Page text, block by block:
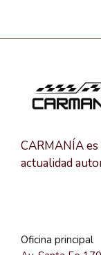
CARMANÍA
actualidad
Oficina principal